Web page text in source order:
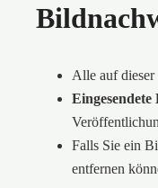
Alle auf
Eingesendete
Falls Sie ein
entfernen